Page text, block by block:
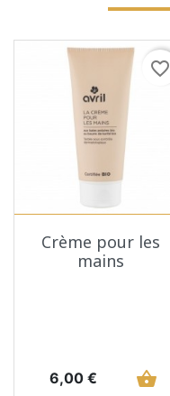
favorite_border
Crème pour les
mains
Prix
6,00 € shopping_basket